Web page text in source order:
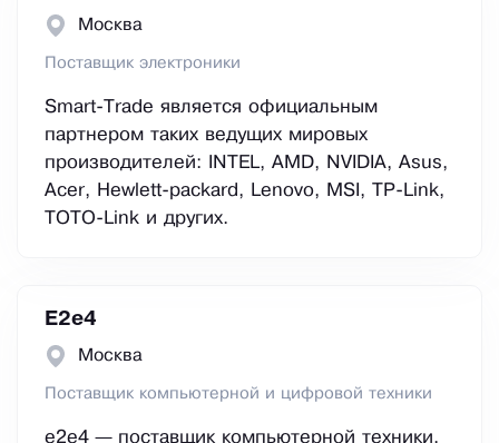
Москва
Поставщик электроники
Smart-Trade является официальным
партнером таких ведущих мировых
производителей: INTEL, AMD, NVIDIA, Asus,
Acer, Hewlett-packard, Lenovo, MSI, TP-Link,
TOTO-Link и других.
E2е4
Москва
Поставщик компьютерной и цифровой техники
e2e4 — поставщик компьютерной техники,